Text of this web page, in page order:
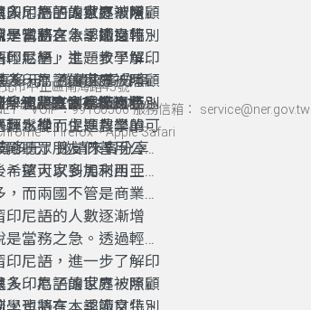
，為了讓家庭被照顧
也將在本季節目特別
印尼語的世界，除了
習語言、認識文化、
輕鬆學」主題教學單
多元」邀請來賓分享
還可以到馬來西亞、
尼語和馬來語非常接
亞喔！
尼語的人數逐漸增
當務之急。透過輕鬆
尼語，進一步了解印
，為了讓家庭被照顧
也將在本季節目特別
印尼語的世界，除了
習語言、認識文化、
輕鬆學」主題教學單
多元」邀請來賓分享
還可以到馬來西亞、
尼語和馬來語非常接
亞喔！
統。這個系統的核心
，從而促進農業的可
。農民會在水源地、
拜水神
聽眾朋友們善用公共
望大家多加利用。
而兩國不管是商業、
尼語的人數逐漸增
當務之急。透過輕鬆
尼語，進一步了解印
，為了讓家庭被照顧
也將在本季節目特別
印尼語的世界，除了
習語言、認識文化、
市中正區南海路45號
VOIP：99160500 服務信箱： service@ner.gov.tw
、Firefox、Apple Safari